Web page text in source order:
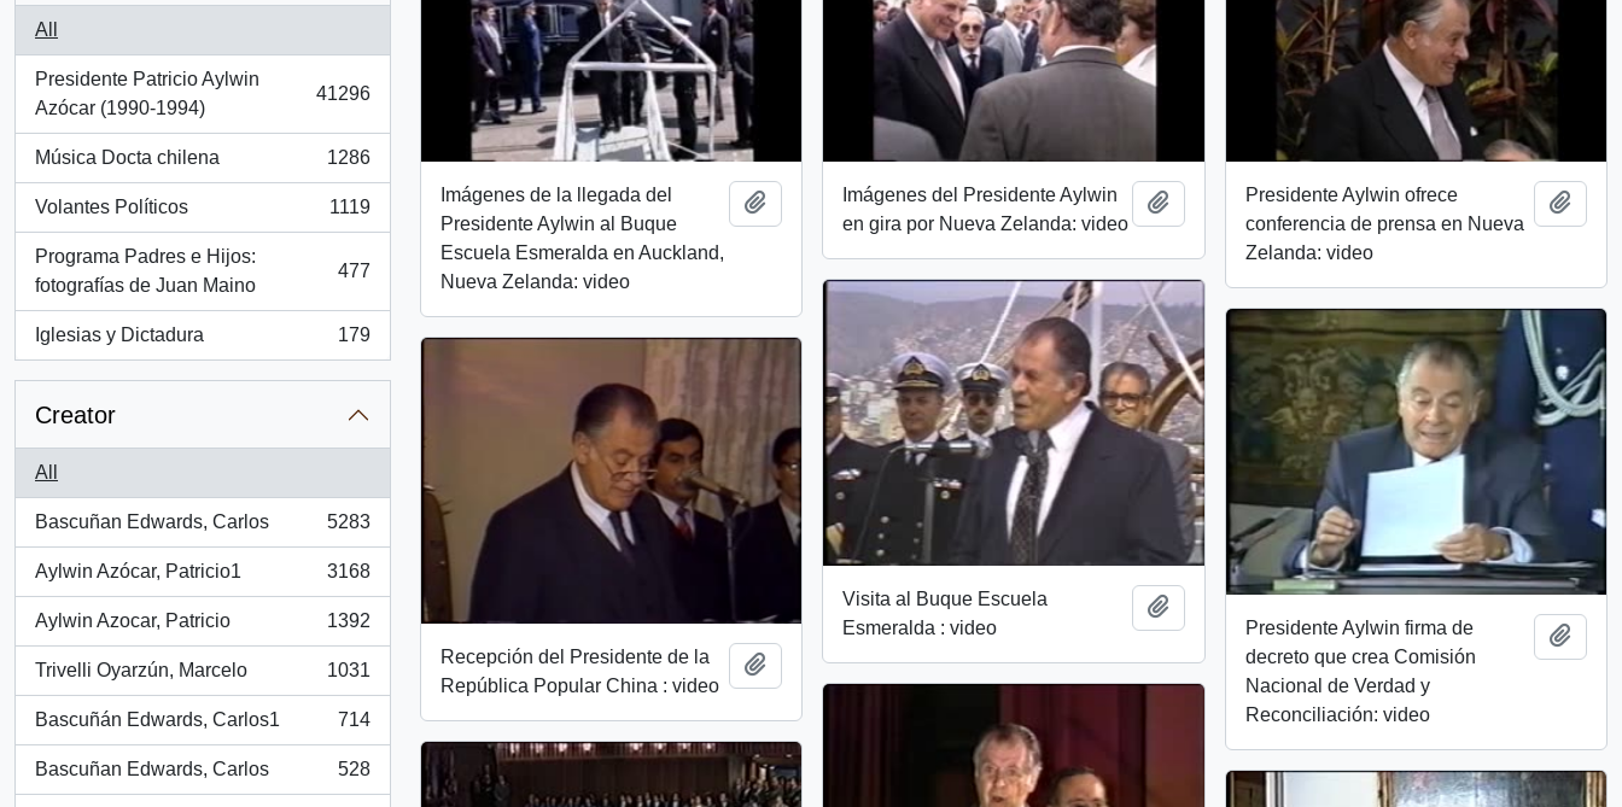
All
Presidente Patricio Aylwin
Azócar (1990-1994)
, 41296 results
41296
Música Docta chilena
, 1286 results
1286
Volantes Políticos
, 1119 results
1119
Programa Padres e Hijos:
fotografías de Juan Maino
, 477 results
477
Iglesias y Dictadura
, 179 results
179
Creator
All
Bascuñan Edwards, Carlos
, 5283 results
5283
Aylwin Azócar, Patricio1
, 3168 results
3168
Aylwin Azocar, Patricio
, 1392 results
1392
Trivelli Oyarzún, Marcelo
, 1031 results
1031
Bascuñán Edwards, Carlos1
, 714 results
714
Bascuñan Edwards, Carlos
, 528 results
528
Imágenes de la llegada del
Presidente Aylwin al Buque
Escuela Esmeralda en Auckland,
Nueva Zelanda: video
Add to clipboardImágenes del Presidente Aylwin
en gira por Nueva Zelanda: video
Add to clipboardPresidente Aylwin ofrece
conferencia de prensa en Nueva
Zelanda: video
Add
Visita al Buque Escuela
Esmeralda : video
Add to clipboard
Presidente Aylwin firma de
decreto que crea Comisión
Nacional de Verdad y
Reconciliación: video
Add
Recepción del Presidente de la
República Popular China : video
Add to clipboard